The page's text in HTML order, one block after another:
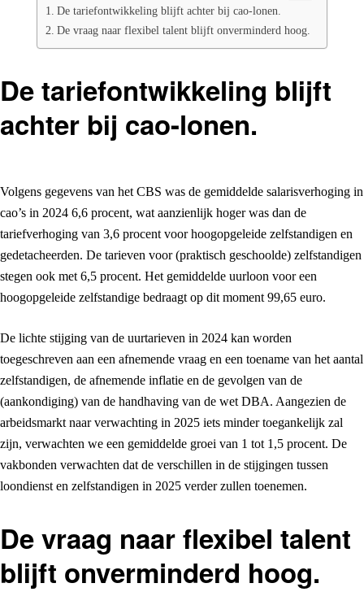
De tariefontwikkeling blijft achter bij cao-lonen.
De vraag naar flexibel talent blijft onverminderd hoog.
De tariefontwikkeling blijft
achter bij cao-lonen.
Volgens gegevens van het CBS was de gemiddelde salarisverhoging in
cao’s in 2024 6,6 procent, wat aanzienlijk hoger was dan de
tariefverhoging van 3,6 procent voor hoogopgeleide zelfstandigen en
gedetacheerden. De tarieven voor (praktisch geschoolde) zelfstandigen
stegen ook met 6,5 procent. Het gemiddelde uurloon voor een
hoogopgeleide zelfstandige bedraagt op dit moment 99,65 euro.
De lichte stijging van de uurtarieven in 2024 kan worden
toegeschreven aan een afnemende vraag en een toename van het aantal
zelfstandigen, de afnemende inflatie en de gevolgen van de
(aankondiging) van de handhaving van de wet DBA. Aangezien de
arbeidsmarkt naar verwachting in 2025 iets minder toegankelijk zal
zijn, verwachten we een gemiddelde groei van 1 tot 1,5 procent. De
vakbonden verwachten dat de verschillen in de stijgingen tussen
loondienst en zelfstandigen in 2025 verder zullen toenemen.
De vraag naar flexibel talent
blijft onverminderd hoog.